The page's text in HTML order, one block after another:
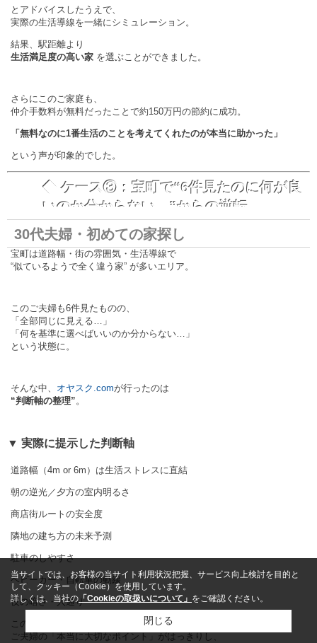
とアドバイスしたうえで、
実際の生活導線を一緒にシミュレーション。
結果、駅距離より
生活満足度の高い家 を選ぶことができました。
さらにこのご家庭も、
仲介手数料が無料だったことで約150万円の節約に成功。
「無料なのに1番生活のことを考えてくれたのが本当に助かった」
という声が印象的でした。
◆ ケース③：宝町で“6件見たのに何が良
いのか分からない…”からの逆転
30代夫婦・初めての家探し
宝町は道路幅・街の雰囲気・生活導線で
“似ているようで全く違う家” が多いエリア。
このご夫婦も6件見たものの、
「全部同じに見える…」
「何を基準に選べばいいのか分からない…」
という状態に。
そんな中、 オヤスク.comが行ったのは
“判断軸の整理” 。
▼ 実際に提示した判断軸
道路幅（4m or 6m）は生活ストレスに直結
朝の逆光／夕方の室内明るさ
商店街ルートの安全度
隣地の建ち方の未来予測
駐車のしやすさ
ベビーカー・自転車の動線
夜の暗さ・人通り
この整理によって、
ご夫婦の「本当に大切なポイント」がはっきりし、
当サイトでは、お客様の当サイト利用状況把握、サービス向上検討を目的と
して、クッキー（Cookie）を使用しています。
詳しくは、当社の 「Cookieの取扱いについて」 をご確認ください。
閉じる